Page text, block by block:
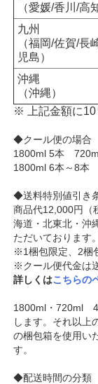
（愛媛/香川/高
九州
（福岡/佐賀/長
児島）
沖縄
（沖縄）
※ 上記金額に10
◆クール便の場合
1800ml 5本
1800ml 6本
◆送料特別値引き
商品代12,000円（
海道・北東北・沖
ただいております。
※1梱包限定、2梱
※クール便代金は
詳しくはこちらの
1800ml・720ml 4
します。それ以上
の梱包箱を使用い
す。
◆配送時間の分類